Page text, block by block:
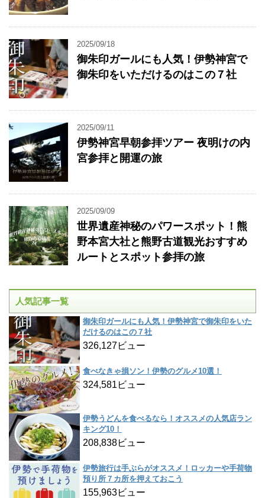
2025/09/18
御朱印ガールにも人気！伊勢神宮で
御朱印をいただけるのはこの７社
2025/09/11
伊勢神宮早朝参拝ツアー 夜明けの内
宮参拝と開運の旅
2025/09/09
世界遺産神秘のパワースポット！熊
野本宮大社と熊野古道観光おすすめ
ルートとスポット参拝の旅
人気記事一覧
御朱印ガールにも人気！伊勢神宮で御朱印をいた
だけるのはこの７社
326,127ビュー
食べなきゃ損ソン！伊勢のグルメ10選！
324,581ビュー
伊勢うどんを食べるなら！オススメの人気店ラン
キング10！
208,838ビュー
伊勢旅行は手ぶらがオススメ！ロッカーや手荷物
預り所７カ所を押えておこう
155,963ビュー